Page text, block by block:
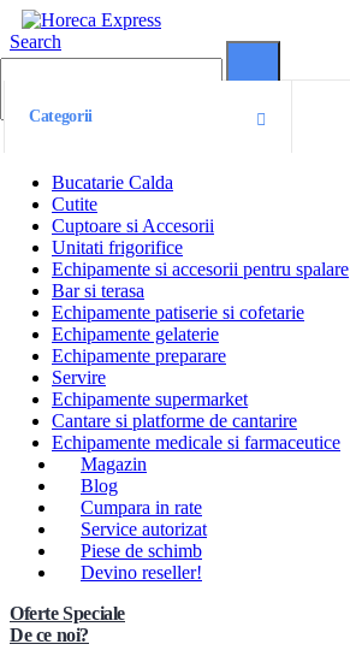
Search
Categorii
Bucatarie Calda
Cutite
Cuptoare si Accesorii
Unitati frigorifice
Echipamente si accesorii pentru spalare
Bar si terasa
Echipamente patiserie si cofetarie
Echipamente gelaterie
Echipamente preparare
Servire
Echipamente supermarket
Cantare si platforme de cantarire
Echipamente medicale si farmaceutice
Magazin
Blog
Cumpara in rate
Service autorizat
Piese de schimb
Devino reseller!
Oferte Speciale
De ce noi?